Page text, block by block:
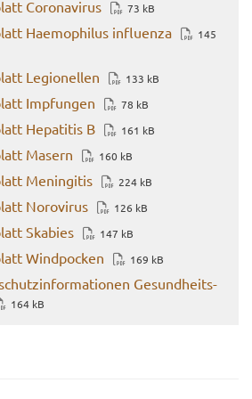
Co­ro­na­vi­rus 73 kB
Ha­emo­phi­lus in­flu­en­za
145
Le­gio­nel­len 133 kB
Imp­fun­gen 78 kB
He­pa­ti­tis B 161 kB
Ma­sern 160 kB
Me­nin­gi­tis 224 kB
No­ro­vi­rus 126 kB
Ska­bies 147 kB
Wind­po­cken 169 kB
Ge­sund­heits­
164 kB